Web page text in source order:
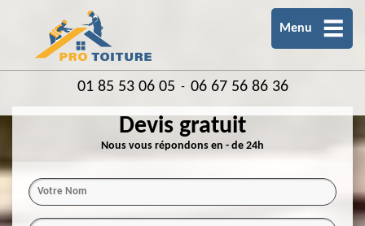
Menu
01 85 53 06 05 - 06 67 56 86 36
Devis gratuit
Nous vous répondons en - de 24h